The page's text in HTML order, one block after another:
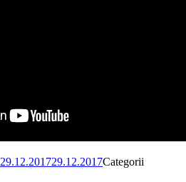
29.12.201729.12.2017Categorii